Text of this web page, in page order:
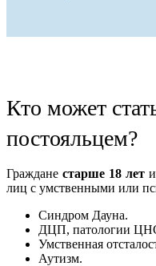
Кто может
постояльцем?
Граждане старше 18 лет
лиц с умственными или
Синдром Дауна.
ДЦП, патологии
Умственная
Аутизм.